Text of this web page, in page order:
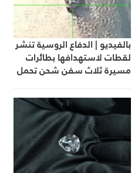
بالفيديو | الدفاع الروسية تنشر
لقطات لاستهدافها بطائرات
مسيرة ثلاث سفن شحن تحمل
لأوكرانيا في البحر الأسود
وميناء أوديسا